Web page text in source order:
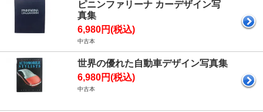
ピニンファリーナ カーデザイン写
真集
6,980円(税込)
中古本
世界の優れた自動車デザイン写真集
6,980円(税込)
中古本